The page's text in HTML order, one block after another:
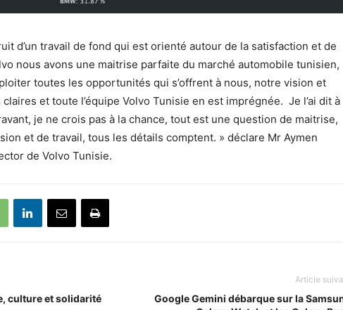
d’un travail de fond qui est orienté autour de la satisfaction et de
nous avons une maitrise parfaite du marché automobile tunisien,
toutes les opportunités qui s’offrent à nous, notre vision et
et toute l’équipe Volvo Tunisie en est imprégnée. Je l’ai dit à
je ne crois pas à la chance, tout est une question de maitrise,
et de travail, tous les détails comptent. » déclare Mr Aymen
de Volvo Tunisie.
culture et solidarité
Article
Google Gemini débarque sur la